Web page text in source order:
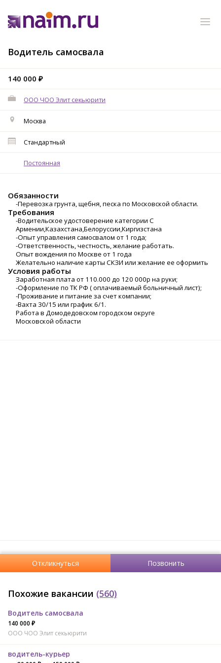
Водитель самосвала
140 000 ₽
ООО ЧОО Элит секьюрити
Москва
Стандартный
Постоянная
Обязанности
-Перевозка грунта, щебня, песка по Московской области.
Требования
-Водительское удостоверение категории С
Армении,Казахстана,Белоруссии,Киргизстана
-Опыт управления самосвалом от 1 года;
-Ответственность, честность, желание работать.
Опыт вождения по Москве от 1 года
Желательно наличие карты СКЗИ или желание ее оформить
Условия работы
Заработная плата от 110.000 до 120 000р на руки;
-Оформление по ТК РФ ( оплачиваемый больничный лист);
-Проживание и питание за счет компании;
-Вахта 30/15 или график 6/1.
Работа в Домодедовском городском округе
Московской области
Откликнуться Позвонить
Похожие вакансии (560)
Водитель самосвала
140 000 ₽
ООО ЧОО Элит секьюрити
водитель-курьер